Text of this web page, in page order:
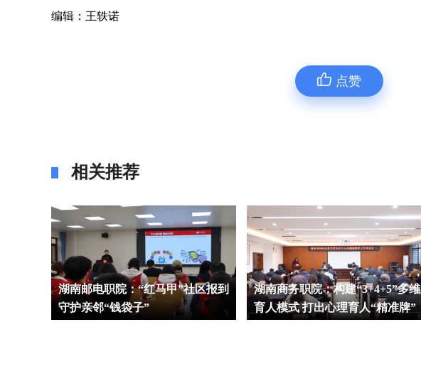
编辑：王轶诺
点赞
相关推荐
湖南邮电职院：“红马甲”社区报到
守护亲邻“钱袋子”
湖南商务职院：构建“3+4+5”多维
育人模式 打出心理育人“精准牌”